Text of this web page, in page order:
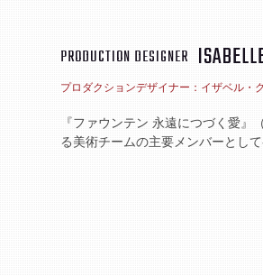
PRODUCTION DESIGNER
プロダクションデザイナー：イザベル・
『ファウンテン 永遠につづく愛
る美術チームの主要メンバーとして